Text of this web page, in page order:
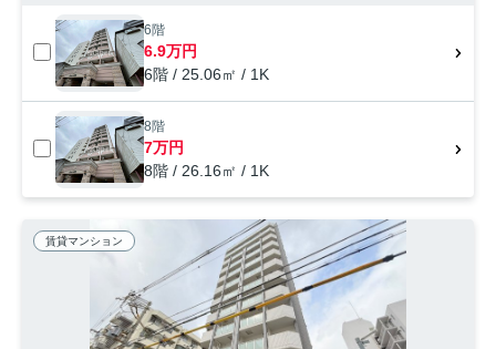
6階
6.9万円
6階 / 25.06㎡ / 1K
8階
7万円
8階 / 26.16㎡ / 1K
賃貸マンション